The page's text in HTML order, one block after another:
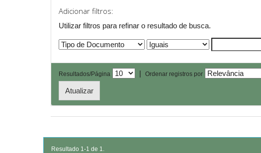
Adicionar filtros:
Utilizar filtros para refinar o resultado de busca.
Resultados/Página | Ordenar registros por
Resultado 1-1 de 1.